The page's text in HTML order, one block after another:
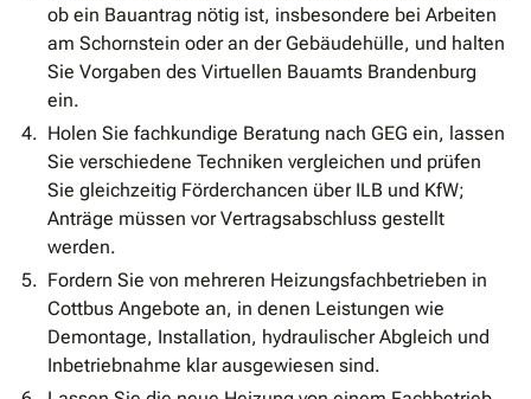
ob ein Bauantrag nötig ist, insbesondere bei Arbeiten
am Schornstein oder an der Gebäudehülle, und halten
Sie Vorgaben des Virtuellen Bauamts Brandenburg
ein.
Holen Sie fachkundige Beratung nach GEG ein, lassen
Sie verschiedene Techniken vergleichen und prüfen
Sie gleichzeitig Förderchancen über ILB und KfW;
Anträge müssen vor Vertragsabschluss gestellt
werden.
Fordern Sie von mehreren Heizungsfachbetrieben in
Cottbus Angebote an, in denen Leistungen wie
Demontage, Installation, hydraulischer Abgleich und
Inbetriebnahme klar ausgewiesen sind.